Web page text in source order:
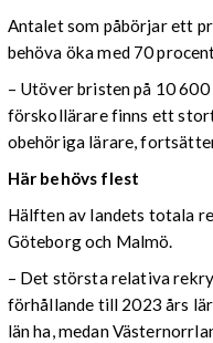
Antalet som påbörjar ett
behöva öka med 70
– Utöver bristen på 10
förskollärare finns ett
obehöriga lärare,
Här behövs flest
Hälften av landets totala
Göteborg och Malmö.
– Det största relativa
förhållande till 2023 års
län ha, medan